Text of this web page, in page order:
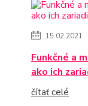
15.02.2021
Funkčné a
ako ich
čítať celé